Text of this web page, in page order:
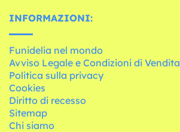
INFORMAZIONI:
Funidelia nel mondo
Avviso Legale e Condizioni di Vendita
Politica sulla privacy
Cookies
Diritto di recesso
Sitemap
Chi siamo